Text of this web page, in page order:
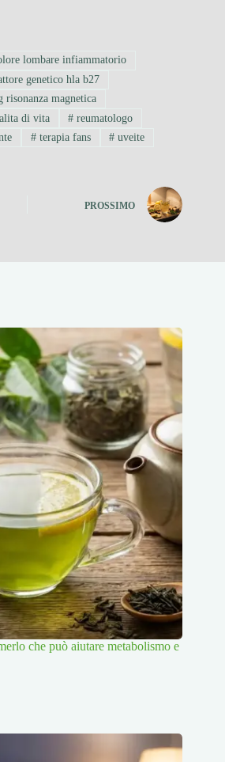
lombare infiammatorio
genetico hla b27
magnetica
di vita # reumatologo
#terapia fans # uveite
PROSSIMO
che può aiutare metabolismo e